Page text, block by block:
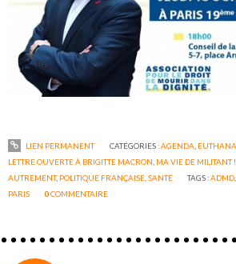
LIEN PERMANENT CATÉGORIES :AGENDA
LETTRE OUVERTE À BRIGITTE MACRON MA VIE DE MILITANT !
AUTREMENT, POLITIQUE FRANÇAISE ,SANTÉ TAGS :ADMD
PARIS
0COMMENTAIRE